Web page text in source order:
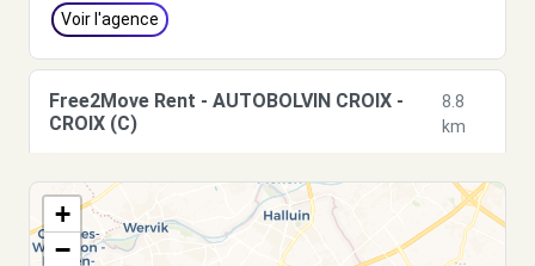
Voir l'agence
Free2Move Rent - AUTOBOLVIN CROIX -
CROIX (C)
8.8
km
CROIX, 59170
Voir l'agence
+
−